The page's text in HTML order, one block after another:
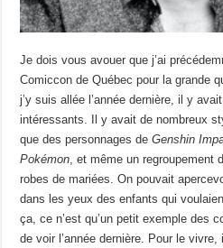
Je dois vous avouer que j’ai
Comiccon de Québec pour la grande
j’y suis allée l’année dernière, il y
intéressants. Il y avait de nombreux
que des personnages deGenshin
Pokémon, et même un regroupement
robes de mariées. On pouvait
dans les yeux des enfants qui
ça, ce n’est qu’un petit exemple des
de voir l’année dernière. Pour le